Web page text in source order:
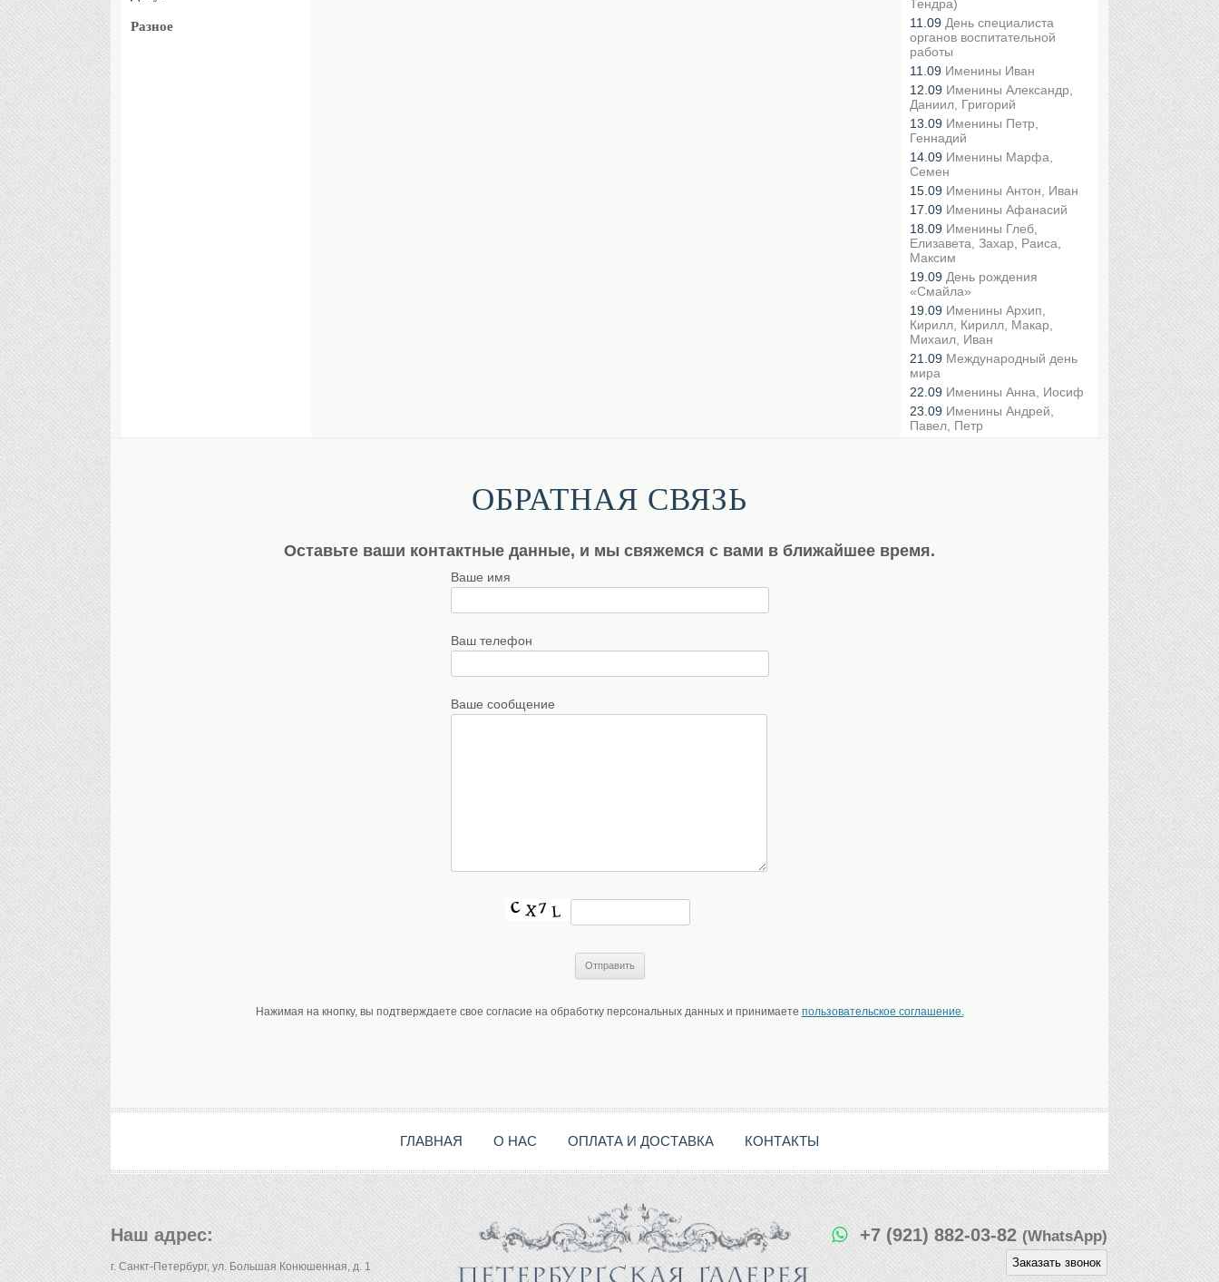
Разное
Тендра)
11.09 День специалиста
органов воспитательной
работы
11.09 Именины Иван
12.09 Именины Александр,
Даниил, Григорий
13.09 Именины Петр,
Геннадий
14.09 Именины Марфа,
Семен
15.09 Именины Антон, Иван
17.09 Именины Афанасий
18.09 Именины Глеб,
Елизавета, Захар, Раиса,
Максим
19.09 День рождения
«Смайла»
19.09 Именины Архип,
Кирилл, Кирилл, Макар,
Михаил, Иван
21.09 Международный день
мира
22.09 Именины Анна, Иосиф
23.09 Именины Андрей,
Павел, Петр
ОБРАТНАЯ СВЯЗЬ
Оставьте ваши контактные данные, и мы свяжемся с вами в ближайшее время.
Ваше имя
Ваш телефон
Ваше сообщение
Нажимая на кнопку, вы подтверждаете свое согласие на обработку персональных данных и принимаете пользовательское соглашение.
ГЛАВНАЯ О НАС ОПЛАТА И ДОСТАВКА КОНТАКТЫ
Наш адрес:
г. Санкт-Петербург, ул. Большая Конюшенная, д. 1
+7 (921) 882-03-82(WhatsApp)
Заказать звонок